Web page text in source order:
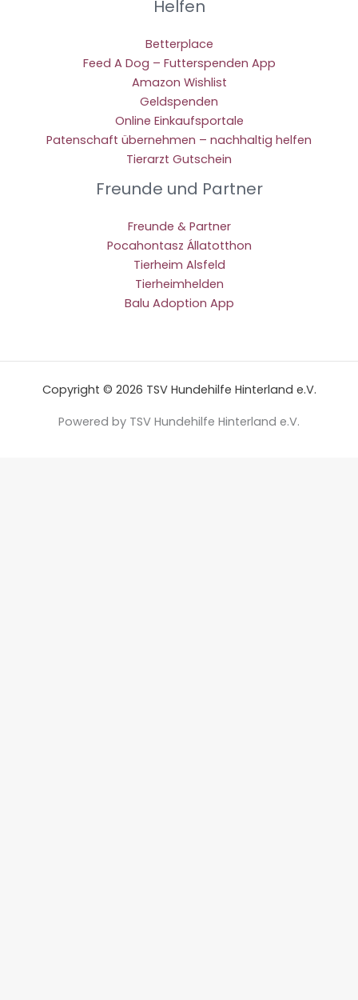
Helfen
Betterplace
Feed A Dog – Futterspenden App
Amazon Wishlist
Geldspenden
Online Einkaufsportale
Patenschaft übernehmen – nachhaltig helfen
Tierarzt Gutschein
Freunde und Partner
Freunde & Partner
Pocahontasz Állatotthon
Tierheim Alsfeld
Tierheimhelden
Balu Adoption App
Copyright © 2026 TSV Hundehilfe Hinterland e.V.
Powered by TSV Hundehilfe Hinterland e.V.